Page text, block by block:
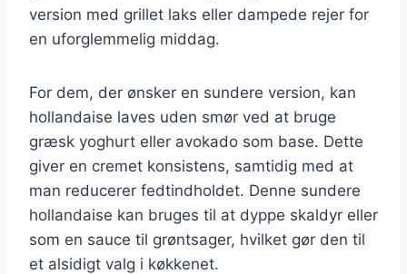
version med grillet laks eller dampede rejer for
en uforglemmelig middag.
For dem, der ønsker en sundere version, kan
hollandaise laves uden smør ved at bruge
græsk yoghurt eller avokado som base. Dette
giver en cremet konsistens, samtidig med at
man reducerer fedtindholdet. Denne sundere
hollandaise kan bruges til at dyppe skaldyr eller
som en sauce til grøntsager, hvilket gør den til
et alsidigt valg i køkkenet.